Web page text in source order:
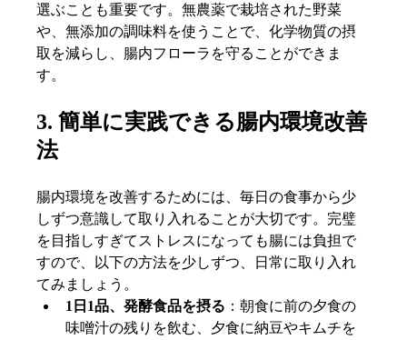
選ぶことも重要です。無農薬で栽培された野菜
や、無添加の調味料を使うことで、化学物質の摂
取を減らし、腸内フローラを守ることができま
す。
3. 簡単に実践できる腸内環境改善
法
腸内環境を改善するためには、毎日の食事から少
しずつ意識して取り入れることが大切です。完璧
を目指しすぎてストレスになっても腸には負担で
すので、以下の方法を少しずつ、日常に取り入れ
てみましょう。
1日1品、発酵食品を摂る ：朝食に前の夕食の
味噌汁の残りを飲む、夕食に納豆やキムチを